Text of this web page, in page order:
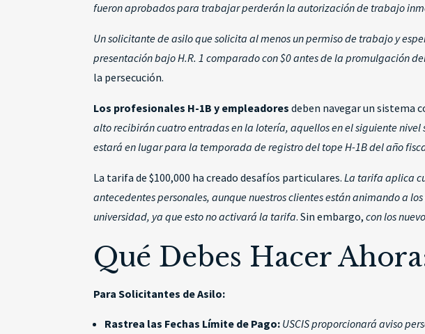
fueron aprobados para trabajar perderán la autorización de trabajo
Un solicitante de asilo que solicita al menos un permiso de trabajo y
presentación bajo H.R. 1 comparado con $0 antes de la promulgación
la persecución.
Los profesionales H-1B y empleadores deben navegar un
alto recibirán cuatro entradas en la lotería, aquellos en el siguiente
estará en lugar para la temporada de registro del tope H-1B del año
La tarifa de $100,000 ha creado desafíos particulares.La tarifa aplica
antecedentes personales, aunque nuestros clientes están animando a
universidad, ya que esto no activará la tarifa. Sin embargo,con los
Qué Debes Hacer
Para Solicitantes de Asilo:
Rastrea las Fechas Límite de Pago: USCIS proporcionará aviso